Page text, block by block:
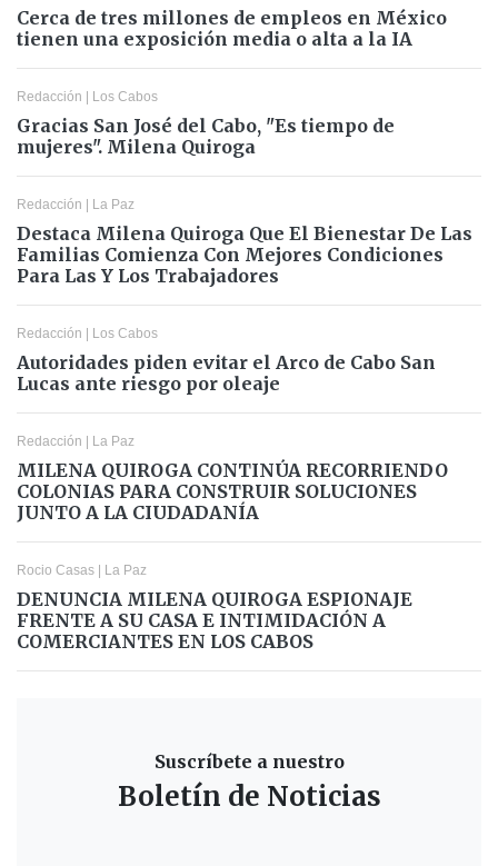
Cerca de tres millones de empleos en México
tienen una exposición media o alta a la IA
Redacción | Los Cabos
Gracias San José del Cabo, "Es tiempo de
mujeres". Milena Quiroga
Redacción | La Paz
Destaca Milena Quiroga Que El Bienestar De Las
Familias Comienza Con Mejores Condiciones
Para Las Y Los Trabajadores
Redacción | Los Cabos
Autoridades piden evitar el Arco de Cabo San
Lucas ante riesgo por oleaje
Redacción | La Paz
MILENA QUIROGA CONTINÚA RECORRIENDO
COLONIAS PARA CONSTRUIR SOLUCIONES
JUNTO A LA CIUDADANÍA
Rocio Casas | La Paz
DENUNCIA MILENA QUIROGA ESPIONAJE
FRENTE A SU CASA E INTIMIDACIÓN A
COMERCIANTES EN LOS CABOS
Suscríbete a nuestro
Boletín de Noticias